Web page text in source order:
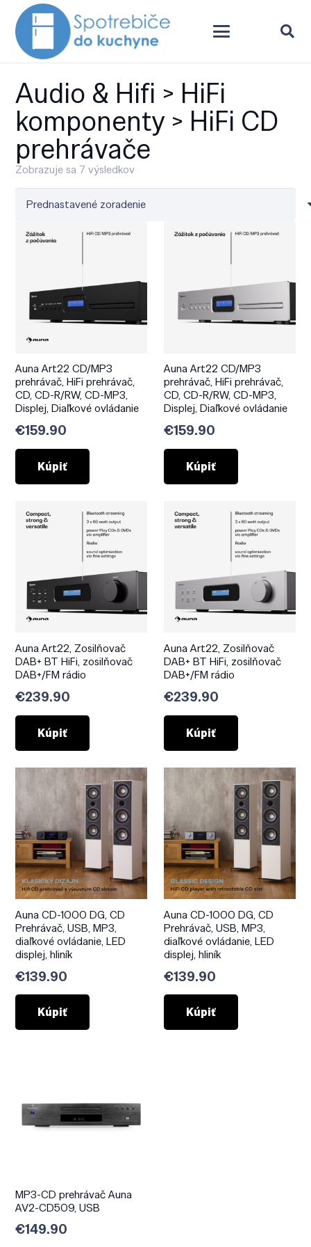
Audio & Hifi > HiFi
komponenty > HiFi CD
prehrávače
Zobrazuje sa 7 výsledkov
Auna Art22 CD/MP3
prehrávač, HiFi prehrávač,
CD, CD-R/RW, CD-MP3,
Displej, Diaľkové ovládanie
€159.90
Kúpiť
Auna Art22 CD/MP3
prehrávač, HiFi prehrávač,
CD, CD-R/RW, CD-MP3,
Displej, Diaľkové ovládanie
€159.90
Kúpiť
Auna Art22, Zosilňovač
DAB+ BT HiFi, zosilňovač
DAB+/FM rádio
€239.90
Kúpiť
Auna Art22, Zosilňovač
DAB+ BT HiFi, zosilňovač
DAB+/FM rádio
€239.90
Kúpiť
Auna CD-1000 DG, CD
Prehrávač, USB, MP3,
diaľkové ovládanie, LED
displej, hliník
€139.90
Kúpiť
Auna CD-1000 DG, CD
Prehrávač, USB, MP3,
diaľkové ovládanie, LED
displej, hliník
€139.90
Kúpiť
MP3-CD prehrávač Auna
AV2-CD509, USB
€149.90